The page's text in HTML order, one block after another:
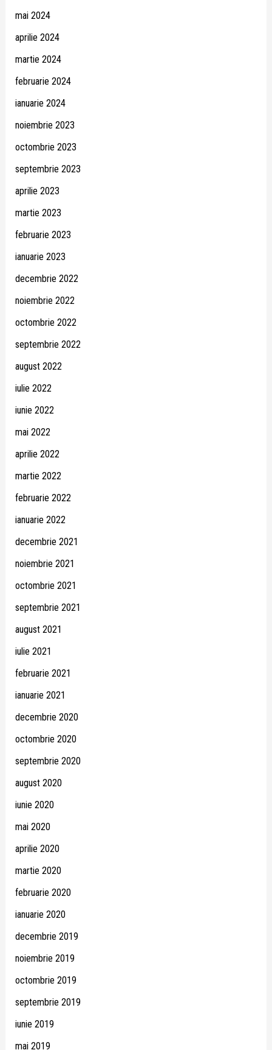
mai 2024
aprilie 2024
martie 2024
februarie 2024
ianuarie 2024
noiembrie 2023
octombrie 2023
septembrie 2023
aprilie 2023
martie 2023
februarie 2023
ianuarie 2023
decembrie 2022
noiembrie 2022
octombrie 2022
septembrie 2022
august 2022
iulie 2022
iunie 2022
mai 2022
aprilie 2022
martie 2022
februarie 2022
ianuarie 2022
decembrie 2021
noiembrie 2021
octombrie 2021
septembrie 2021
august 2021
iulie 2021
februarie 2021
ianuarie 2021
decembrie 2020
octombrie 2020
septembrie 2020
august 2020
iunie 2020
mai 2020
aprilie 2020
martie 2020
februarie 2020
ianuarie 2020
decembrie 2019
noiembrie 2019
octombrie 2019
septembrie 2019
iunie 2019
mai 2019